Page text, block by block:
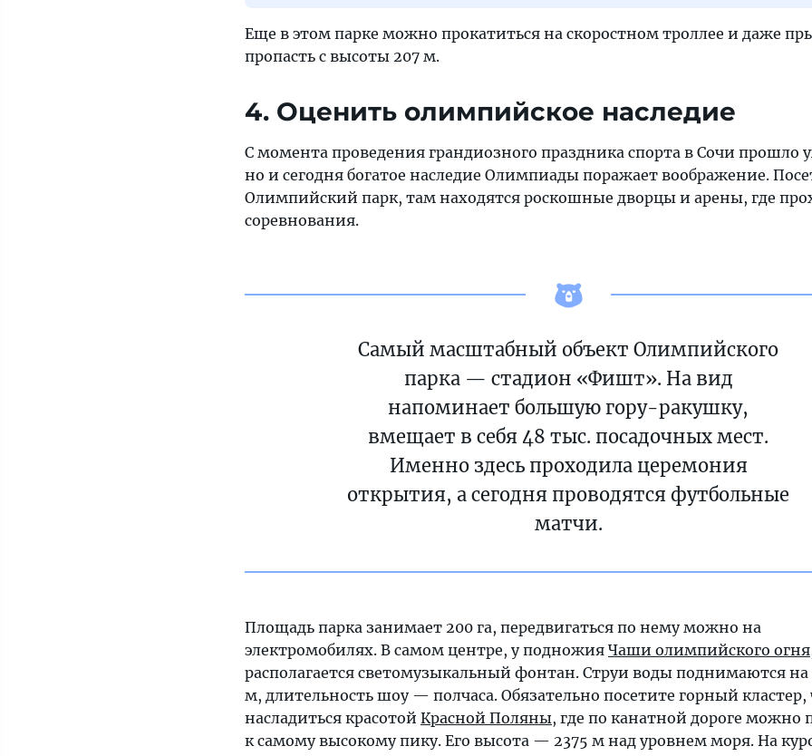
Еще в этом парке можно прокатиться на скоростном троллее и даже
пропасть с высоты 207 м.
4. Оценить олимпийское наследие
С момента проведения грандиозного праздника спорта в Сочи прошло
но и сегодня богатое наследие Олимпиады поражает воображение.
Олимпийский парк, там находятся роскошные дворцы и арены, где
соревнования.
Самый масштабный объект Олимпийского
парка — стадион «Фишт». На вид
напоминает большую гору-ракушку,
вмещает в себя 48 тыс. посадочных мест.
Именно здесь проходила церемония
открытия, а сегодня проводятся футбольные
матчи.
Площадь парка занимает 200 га, передвигаться по нему можно на
электромобилях. В самом центре, у подножия Чаши олимпийского огня
располагается светомузыкальный фонтан. Струи воды поднимаются на
м, длительность шоу — полчаса. Обязательно посетите горный кластер,
насладиться красотой Красной Поляны, где по канатной дороге можно
к самому высокому пику. Его высота — 2375 м над уровнем моря. На